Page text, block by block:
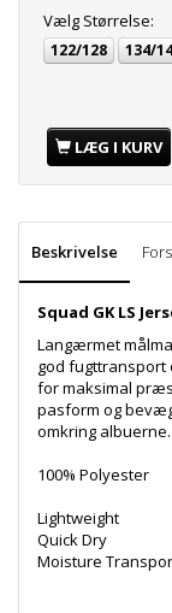
Vælg Størrelse:
122/128 134/
LÆG I KURV
Beskrivelse
Squad GK LS
Langærmet
god fugttransport
for maksimal
pasform og
omkring albuerne.
100% Polyester
Lightweight
Quick Dry
Moisture